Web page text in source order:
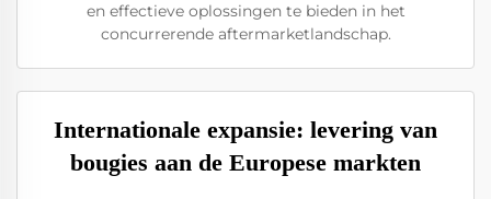
en effectieve oplossingen te bieden in het
concurrerende aftermarketlandschap.
Internationale expansie: levering van
bougies aan de Europese markten